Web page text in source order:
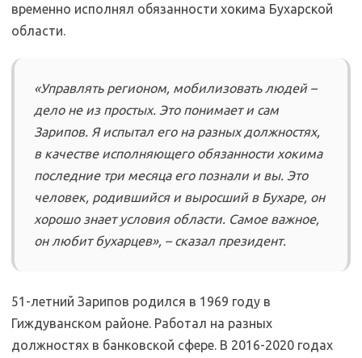
временно исполнял обязанности хокима Бухарской
области.
«Управлять регионом, мобилизовать людей –
дело не из простых. Это понимает и сам
Зарипов. Я испытал его на разных должностях,
в качестве исполняющего обязанности хокима
последние три месяца его познали и вы. Это
человек, родившийся и выросший в Бухаре, он
хорошо знает условия области. Самое важное,
он любит бухарцев», – сказал президент.
51-летний Зарипов родился в 1969 году в
Гиждуванском районе. Работал на разных
должностях в банковской сфере. В 2016-2020 годах